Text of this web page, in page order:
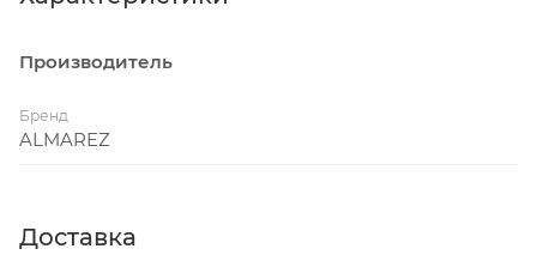
Производитель
Бренд
ALMAREZ
Доставка